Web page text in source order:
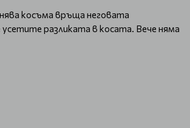
косъма връща неговата
разликата в косата. Вече няма